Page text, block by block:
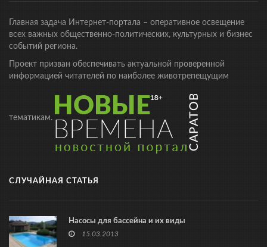
Главная задача Интернет-портала – оперативное освещение
всех важных общественно-политических, культурных и бизнес
событий региона.
Проект призван обеспечивать актуальной проверенной
информацией читателей по наиболее животрепещущим
тематикам.
СЛУЧАЙНАЯ СТАТЬЯ
Насосы для бассейна и их виды
15.03.2013